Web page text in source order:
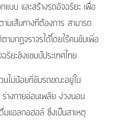
บบ และสร้างรถอัจฉริยะ เพื่อ
มเส้นทางที่ต้องการ สามารถ
มกฏจราจรได้โดยไร้คนขับเพิ่อ
ริยะชิงแชมป์ประเทศไทย
ไม่น้อยที่ขับรถขณะอยู่ใน
างกายอ่อนเพลีย ง่วงนอน
มแอลกอฮอล์ ซึ่งเป็นสาเหตุ